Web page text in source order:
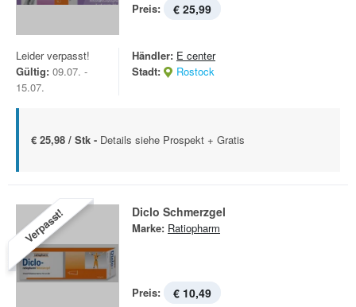
Preis: € 25,99
Leider verpasst!
Gültig: 09.07. -
15.07.
Händler: E center
Stadt:
Rostock
€ 25,98 / Stk - Details siehe Prospekt + Gratis
Verpasst! Diclo Schmerzgel
Marke: Ratiopharm
Preis: € 10,49